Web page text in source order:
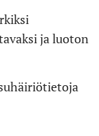
ja luoton